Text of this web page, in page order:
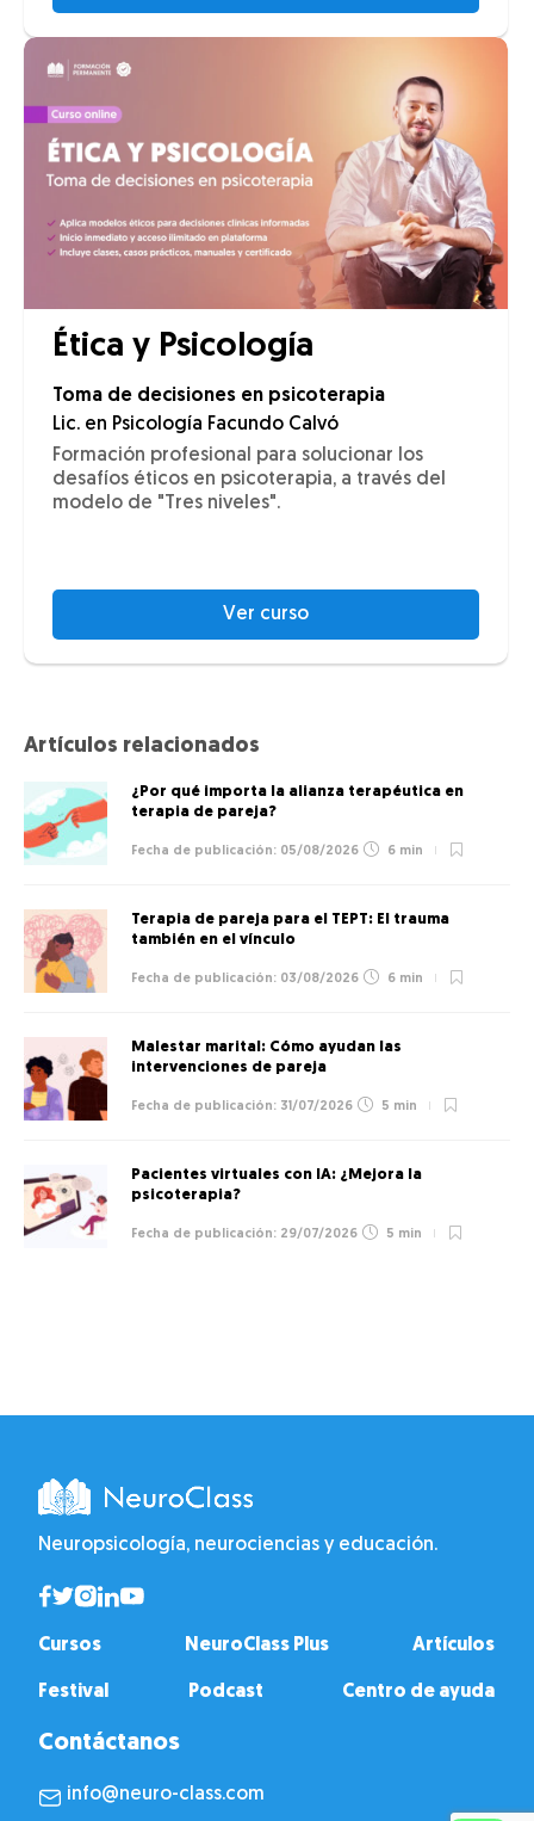
Ética y Psicología
Toma de decisiones en psicoterapia
Lic. en Psicología Facundo Calvó
Formación profesional para solucionar los
desafíos éticos en psicoterapia, a través del
modelo de "Tres niveles".
Ver curso
Artículos relacionados
¿Por qué importa la alianza terapéutica en
terapia de pareja?
05/08/2026 6 min
Terapia de pareja para el TEPT: El trauma
también en el vínculo
03/08/2026 6 min
Malestar marital: Cómo ayudan las
intervenciones de pareja
31/07/2026 5 min
Pacientes virtuales con IA: ¿Mejora la
psicoterapia?
29/07/2026 5 min
Neuropsicología, neurociencias y educación.
Cursos NeuroClass Plus Artículos
Festival Podcast Centro de ayuda
Contáctanos
info@neuro-class.com